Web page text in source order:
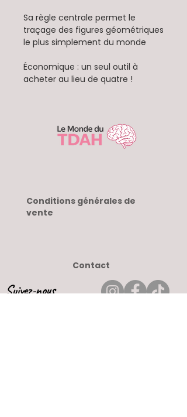
Sa règle centrale permet le
traçage des figures géométriques
le plus simplement du monde
Économique : un seul outil à
acheter au lieu de quatre !
Conditions générales de
vente
Contact
Suivez-nous